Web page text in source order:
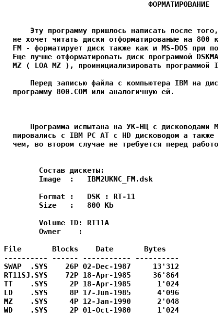
Эту программу пришлось написать после
не хочет читать диски отформатированые на 800
FM - форматирует диск также как и MS-DOS при
Еще лучше отформатировать диск программой
MZ ( LOA MZ ), проинициализировать программой
Перед записью файла с компьютера IBM на
  программу 800.COM или аналогичную ей.
Программа испытана на УК-НЦ с дисководами
пировались с IBM PC AT с HD дисководом а
чем, во втором случае не требуется перед
File       Blocks    Date       Bytes
---------- ------ ----------- ----------
SWAP  .SYS    26P 02-Dec-1987     13'312
RT11SJ.SYS    72P 18-Apr-1985     36'864
TT    .SYS     2P 18-Apr-1985      1'024
LD    .SYS     8P 17-Jun-1985      4'096
MZ    .SYS     4P 12-Jan-1990      2'048
WD    .SYS     2P 01-Oct-1980      1'024